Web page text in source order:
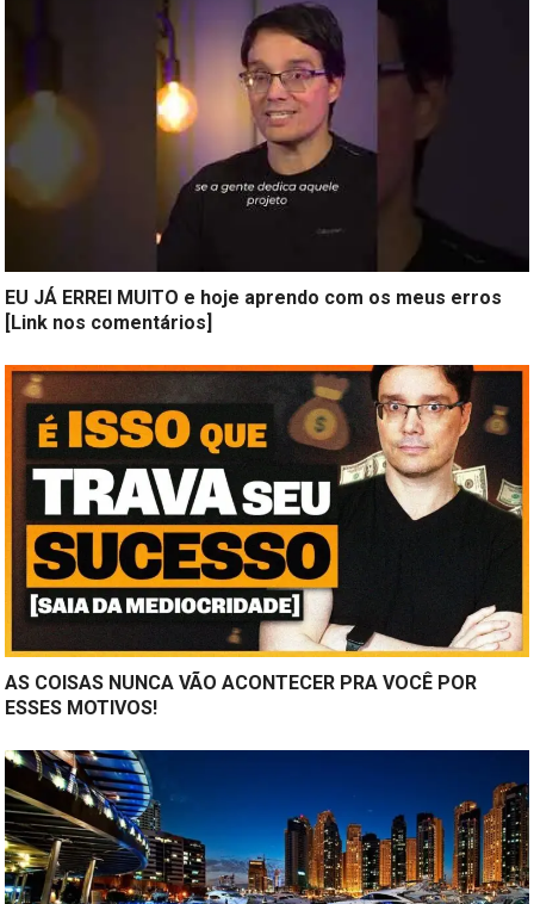
EU JÁ ERREI MUITO e hoje aprendo com os meus erros
[Link nos comentários]
AS COISAS NUNCA VÃO ACONTECER PRA VOCÊ POR
ESSES MOTIVOS!